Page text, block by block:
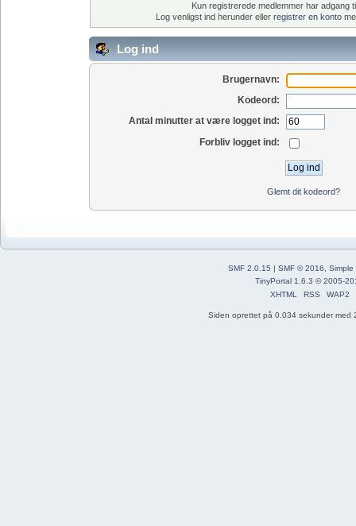
Kun registrerede medlemmer har adgang
Log venligst ind herunder eller registrer en konto
Log ind
Brugernavn:
Kodeord:
Antal minutter at være logget ind:
Forbliv logget ind:
Glemt dit kodeord?
SMF 2.0.15 | SMF © 2016
Simple
TinyPortal 1.6.3 ©2005-
XHTML
RSS WAP2
Siden oprettet på 0.034 sekunder med